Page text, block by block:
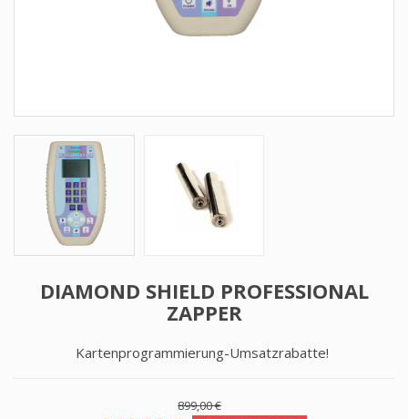
DIAMOND SHIELD PROFESSIONAL
ZAPPER
Kartenprogrammierung-Umsatzrabatte!
899,00 €